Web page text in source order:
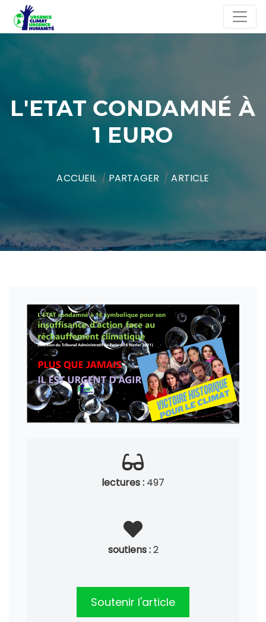
L'ETAT CONDAMNÉ À
1 EURO
ACCUEIL PARTAGER ARTICLE
lectures : 497
soutiens :2
Soutenir l'article